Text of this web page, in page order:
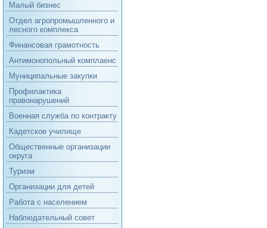
Малый бизнес
Отдел агропромышленного и
лесного комплекса
Финансовая грамотность
Антимонопольный комплаенс
Муниципальные закупки
Профилактика
правонарушений
Военная служба по контракту
Кадетское училище
Общественные организации
округа
Туризм
Организации для детей
Работа с населением
Наблюдательный совет